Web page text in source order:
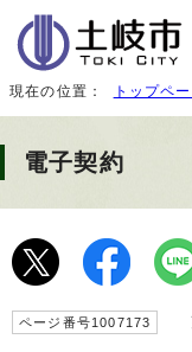
現在の位置： トップペ
電子契約
ページ番号1007173